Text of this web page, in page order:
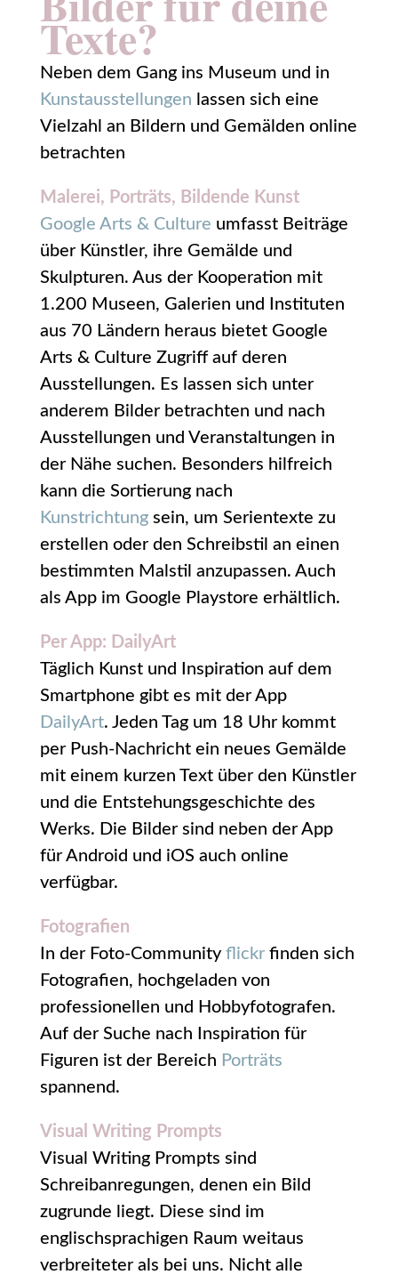
Texte?
Neben dem Gang ins Museum und in
Kunstausstellungen lassen sich eine
Vielzahl an Bildern und Gemälden online
betrachten
Malerei, Porträts, Bildende Kunst
Google Arts & Culture umfasst Beiträge
über Künstler, ihre Gemälde und
Skulpturen. Aus der Kooperation mit
1.200 Museen, Galerien und Instituten
aus 70 Ländern heraus bietet Google
Arts & Culture Zugriff auf deren
Ausstellungen. Es lassen sich unter
anderem Bilder betrachten und nach
Ausstellungen und Veranstaltungen in
der Nähe suchen. Besonders hilfreich
kann die Sortierung nach
Kunstrichtungsein, um Serientexte zu
erstellen oder den Schreibstil an einen
bestimmten Malstil anzupassen. Auch
als App im Google Playstore erhältlich.
Per App: DailyArt
Täglich Kunst und Inspiration auf dem
Smartphone gibt es mit der App
DailyArt. Jeden Tag um 18 Uhr kommt
per Push-Nachricht ein neues Gemälde
mit einem kurzen Text über den Künstler
und die Entstehungsgeschichte des
Werks. Die Bilder sind neben der App
für Android und iOS auch online
verfügbar.
Fotografien
In der Foto-Community flickrfinden sich
Fotografien, hochgeladen von
professionellen und Hobbyfotografen.
Auf der Suche nach Inspiration für
Figuren ist der Bereich Porträts
spannend.
Visual Writing Prompts
Visual Writing Prompts sind
Schreibanregungen, denen ein Bild
zugrunde liegt. Diese sind im
englischsprachigen Raum weitaus
verbreiteter als bei uns. Nicht alle